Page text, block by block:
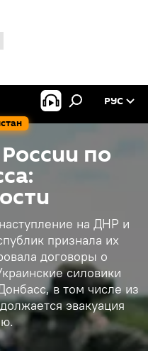
РУС
по
на ДНР и
признала их
договоры о
силовики
в том числе из
эвакуация